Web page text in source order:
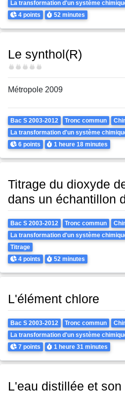
La transformation d'un système
Points
4 points Durée
52 minutes
Le synthol(R)
Difficulté
Métropole 2009
Theme
Bac S 2003-2012 Tronc commun
La transformation d'un système
Points
6 points Durée
1 heure18 minutes
Titrage du dioxyde
dans un échantillon
Theme
Bac S 2003-2012 Tronc commun
La transformation d'un système
Titrage
Points
4 points Durée
52 minutes
L'élément chlore
Theme
Bac S 2003-2012 Tronc commun
La transformation d'un système
Points
7 points Durée
1 heure31 minutes
L'eau distillée et son